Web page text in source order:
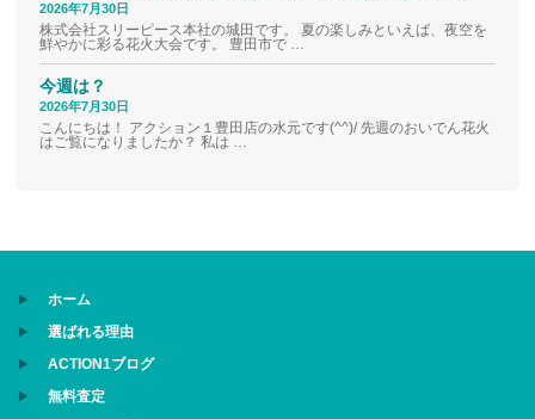
2026年7月30日
株式会社スリーピース本社の城田です。 夏の楽しみといえば、夜空を
鮮やかに彩る花火大会です。 豊田市で …
今週は？
2026年7月30日
こんにちは！ アクション１豊田店の水元です(^^)/ 先週のおいでん花火
はご覧になりましたか？ 私は …
ホーム
選ばれる理由
ACTION1ブログ
無料査定